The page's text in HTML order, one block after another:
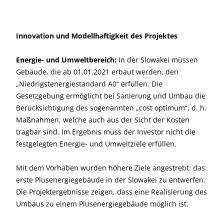
Innovation und Modellhaftigkeit des Projektes
Energie- und Umweltbereich: In der Slowakei müssen
Gebäude, die ab 01.01.2021 erbaut werden, den
„Niedrigstenergiestandard A0“ erfüllen. Die
Gesetzgebung ermöglicht bei Sanierung und Umbau die
Berücksichtigung des sogenannten „cost optimum“, d. h.
Maßnahmen, welche auch aus der Sicht der Kosten
tragbar sind. Im Ergebnis muss der Investor nicht die
festgelegten Energie- und Umweltziele erfüllen.
Mit dem Vorhaben wurden höhere Ziele angestrebt: das
erste Plusenergiegebäude in der Slowakei zu entwerfen.
Die Projektergebnisse zeigen, dass eine Realisierung des
Umbaus zu einem Plusenergiegebäude möglich ist.